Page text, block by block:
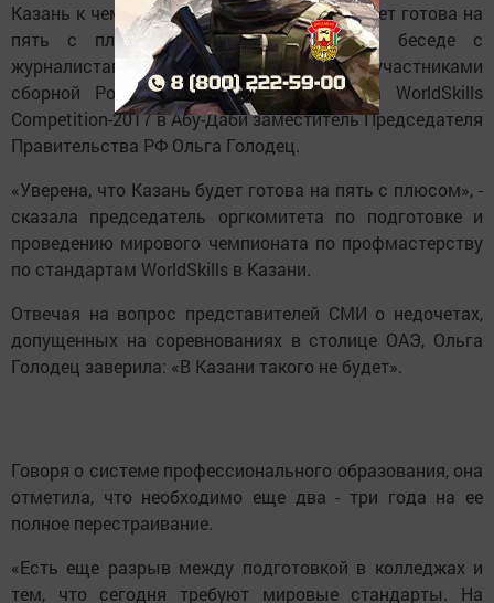
Казань к чемпионату мира в 2019 году будет готова на
пять с плюсом. Об этом заявила в беседе с
журналистами сегодня после встречи с участниками
сборной России 44-го чемпионата мира WorldSkills
Competition-2017 в Абу-Даби заместитель Председателя
Правительства РФ Ольга Голодец.
«Уверена, что Казань будет готова на пять с плюсом», -
сказала председатель оргкомитета по подготовке и
проведению мирового чемпионата по профмастерству
по стандартам WorldSkills в Казани.
Отвечая на вопрос представителей СМИ о недочетах,
допущенных на соревнованиях в столице ОАЭ, Ольга
Голодец заверила: «В Казани такого не будет».
Говоря о системе профессионального образования, она
отметила, что необходимо еще два - три года на ее
полное перестраивание.
«Есть еще разрыв между подготовкой в колледжах и
тем, что сегодня требуют мировые стандарты. На